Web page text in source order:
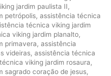
jardim paulista II,
petrópolis, assistência técnica
técnica viking jardim
viking jardim planalto,
primavera, assistência
videiras, assistência técnica
viking jardim rosaura,
sagrado coração de jesus,